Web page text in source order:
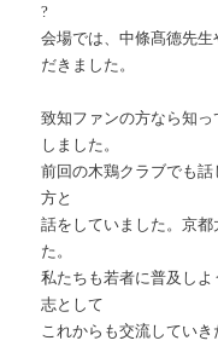
?
会場では、中條髙德先
だきました。
致知ファンの方なら知
しました。
前回の木鶏クラブでも
方と
話をしていました。京
た。
私たちも若者に普及し
志として
これからも交流していき